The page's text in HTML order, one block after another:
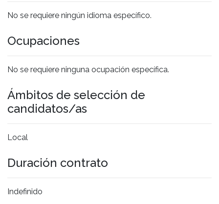
No se requiere ningún idioma específico.
Ocupaciones
No se requiere ninguna ocupación específica.
Ámbitos de selección de
candidatos/as
Local
Duración contrato
Indefinido